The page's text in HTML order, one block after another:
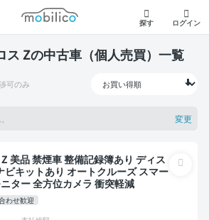
モビリコ
探す ログイン
ス Zの中古車（個人売買）一覧
可のみ
変更
ス
ビキットあり オートクルーズ スマー
ター 全方位カメラ 衝突軽減
わせ歓迎